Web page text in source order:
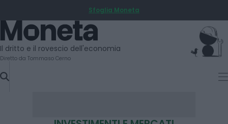
TO
CONTENT
Sfoglia Moneta
Moneta
Il dritto e il rovescio dell'economia
Diretto da Tommaso Cerno